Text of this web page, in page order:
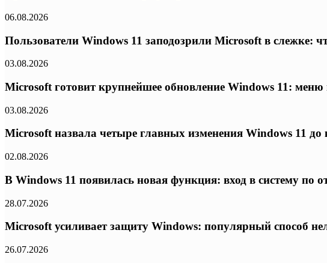
06.08.2026
Пользователи Windows 11 заподозрили Microsoft в слежке:
03.08.2026
Microsoft готовит крупнейшее обновление Windows 11:
03.08.2026
Microsoft назвала четыре главных изменения Windows 11
02.08.2026
В Windows 11 появилась новая функция: вход в систему по
28.07.2026
Microsoft усиливает защиту Windows: популярный способ
26.07.2026